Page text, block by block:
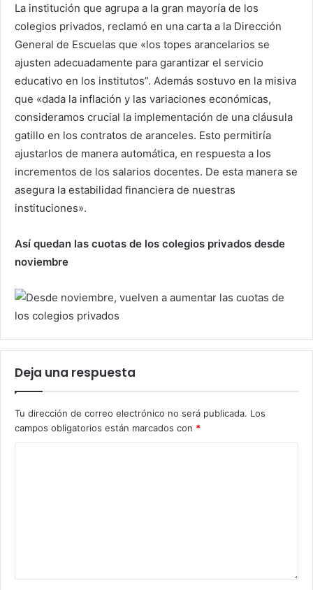
La institución que agrupa a la gran mayoría de los
colegios privados, reclamó en una carta a la Dirección
General de Escuelas que «los topes arancelarios se
ajusten adecuadamente para garantizar el servicio
educativo en los institutos”. Además sostuvo en la misiva
que «dada la inflación y las variaciones económicas,
consideramos crucial la implementación de una cláusula
gatillo en los contratos de aranceles. Esto permitiría
ajustarlos de manera automática, en respuesta a los
incrementos de los salarios docentes. De esta manera se
asegura la estabilidad financiera de nuestras
instituciones».
Así quedan las cuotas de los colegios privados desde
noviembre
Deja una respuesta
Tu dirección de correo electrónico no será publicada. Los
campos obligatorios están marcados con *